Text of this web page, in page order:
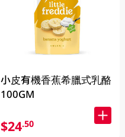
小皮有機香蕉希臘式乳酪
100GM
$24.50